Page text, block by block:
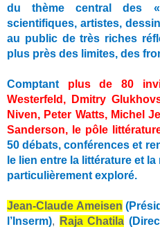
du thème central des
scientifiques, artistes,
au public de très riches
plus près des limites, des
Comptant plus de 80
Westerfeld, Dmitry
Niven, Peter Watts, Michel
Sanderson, le pôle
50 débats, conférences et
le lien entre la littérature et
particulièrement exploré.
Jean-Claude Ameisen
l’Inserm), Raja Chatila